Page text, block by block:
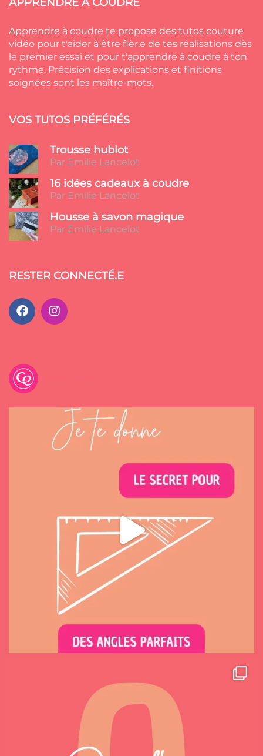
Apprendre à coudre te propose des tutos couture
vidéo pour t'aider à être fièr.e de tes réalisations dès
le premier essai et pour t'apprendre à coudre à ton
rythme. Précision des explications et finitions
soignées sont les maître-mots.
VOS TUTOS PRÉFÉRÉS
Trousse hublot
Par Emilie Lancelot
16 idées cadeaux à coudre
Par Emilie Lancelot
Housse à savon magique
Par Emilie Lancelot
RESTER CONNECTÉ.E